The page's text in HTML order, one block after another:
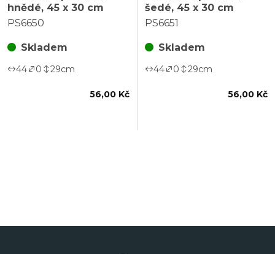
hnědé, 45 x 30 cm
PS6650
Skladem
44 0 29cm
56,00 Kč
šedé, 45 x 30 cm
PS6651
Skladem
44 0 29cm
56,00 Kč